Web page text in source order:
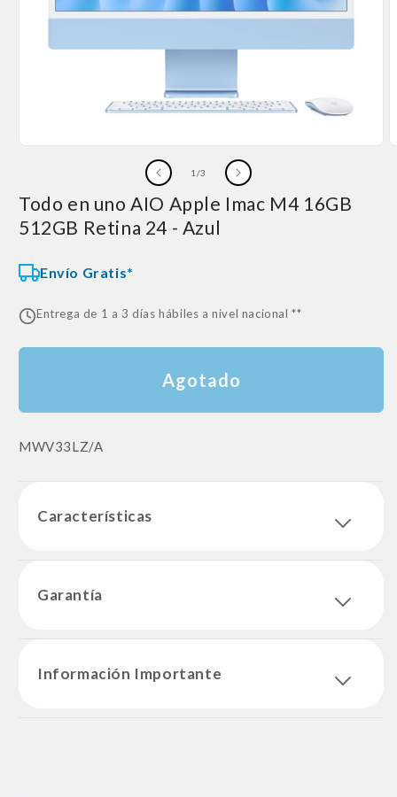
ventana
1 /de
3
Todo en uno AIO Apple Imac M4 16GB
512GB Retina 24 - Azul
Envío Gratis*
Entrega de 1 a 3 días hábiles a nivel nacional **
Agotado
SKU:
MWV33LZ/A
Características
Garantía
Información Importante